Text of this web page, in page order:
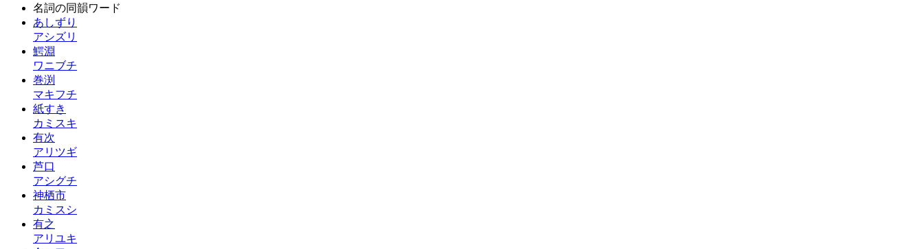
名詞の同韻ワード
あしずり
アシズリ
鰐淵
ワニブチ
巻渕
マキフチ
紙すき
カミスキ
有次
アリツギ
芦口
アシグチ
神栖市
カミスシ
有之
アリユキ